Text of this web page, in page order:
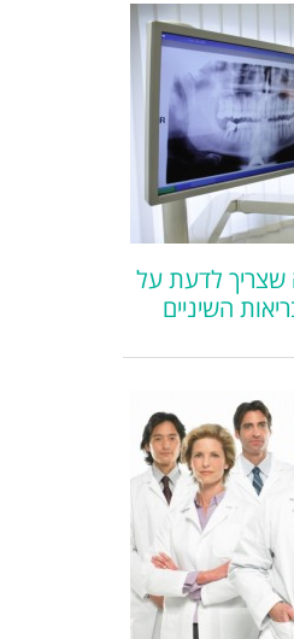
שצריך לדעת על
השיניים